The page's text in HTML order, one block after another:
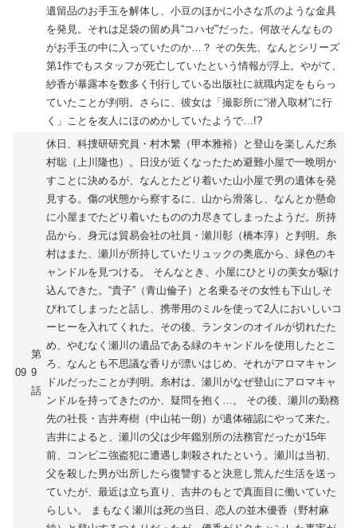
遺留品のお手玉を解体し、小豆のほかに小さな爪のような金具
を発見。それは足袋の留め具“コハゼ”だった。何故そんなもの
がお手玉の中に入っていたのか…？ その矢先、なんとシリーズ
第1作でもスタッフが死亡していたという情報が浮上。やがて、
紗香が暴露本を数多く刊行している出版社に就職内定をもらっ
ていたことが判明。さらに、彼女は「撮影所に“潜入取材”に行
く」ことを友人にほのめかしていたようで…!?
09
第
9
話
休日、科捜研研究員・村木繁（甲本雅裕）と登山を楽しんだ糸
村聡（上川隆也）。日没が近くなったため避難小屋で一晩明か
すことに決めるが、なんとたどり着いた山小屋で男の遺体を発
見する。傷の状態から察するに、山から滑落し、なんとか懸命
に小屋までたどり着いたものの力尽きてしまったようだ。所持
品から、身元は貿易会社の社員・瀬川彰（橋本淳）と判明。糸
村はまた、瀬川が所持していたリュックの奥底から、緑色のキ
ャンドルを見つける。 そんなとき、小屋にひとりの美女が駆け
込んできた。“貴子”（青山倫子）と名乗るその女性も下山しそ
びれてしまったと話し、携帯用のミルを使って2人においしいコ
ーヒーを入れてくれた。その後、ランタンのオイルが切れたた
め、やむなく瀬川の遺品である緑のキャンドルを使用したとこ
ろ、なんとも不思議な香りが漂いはじめ、それがアロマキャン
ドルだったことが判明。糸村は、瀬川がなぜ登山にアロマキャ
ンドルを持ってきたのか、疑問を抱く…。 その後、瀬川の勤務
先の社長・吉井寿樹（中山祐一朗）が遺体確認にやって来た。
吉井によると、瀬川の父は少年鑑別所の法務官だったが15年
前、コンビニ強盗犯に遭遇し刺殺されたという。瀬川は当初、
父を殺した男が出所したら復讐すると決意し荒んだ生活を送っ
ていたが、最近は立ち直り、吉井のもとで真面目に働いていた
らしい。 まもなく瀬川は死の当日、恋人の並木優香（野村麻